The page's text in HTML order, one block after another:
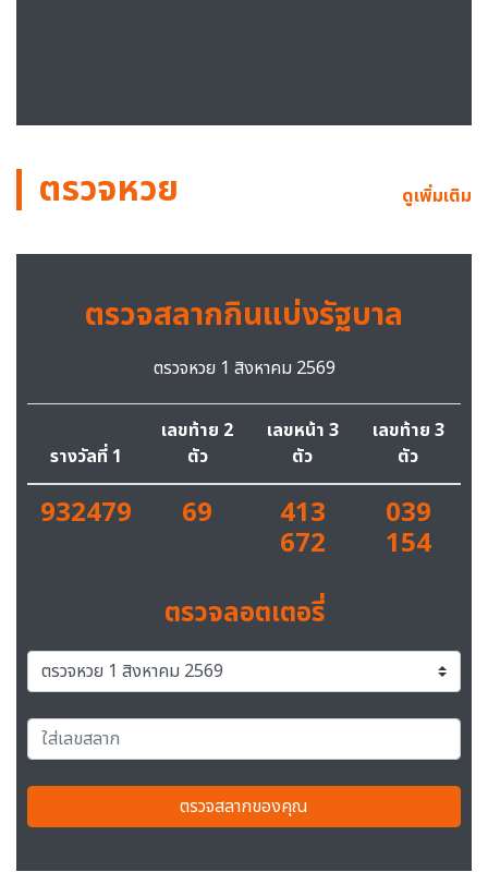
ตรวจหวย ดูเพิ่มเติม
ตรวจสลากกินแบ่งรัฐบาล
ตรวจหวย 1 สิงหาคม 2569
รางวัลที่ 1
เลขท้าย 2
ตัว
เลขหน้า 3
ตัว
เลขท้าย 3
ตัว
932479 69 413
672
039
154
ตรวจลอตเตอรี่
ตรวจสลากของคุณ